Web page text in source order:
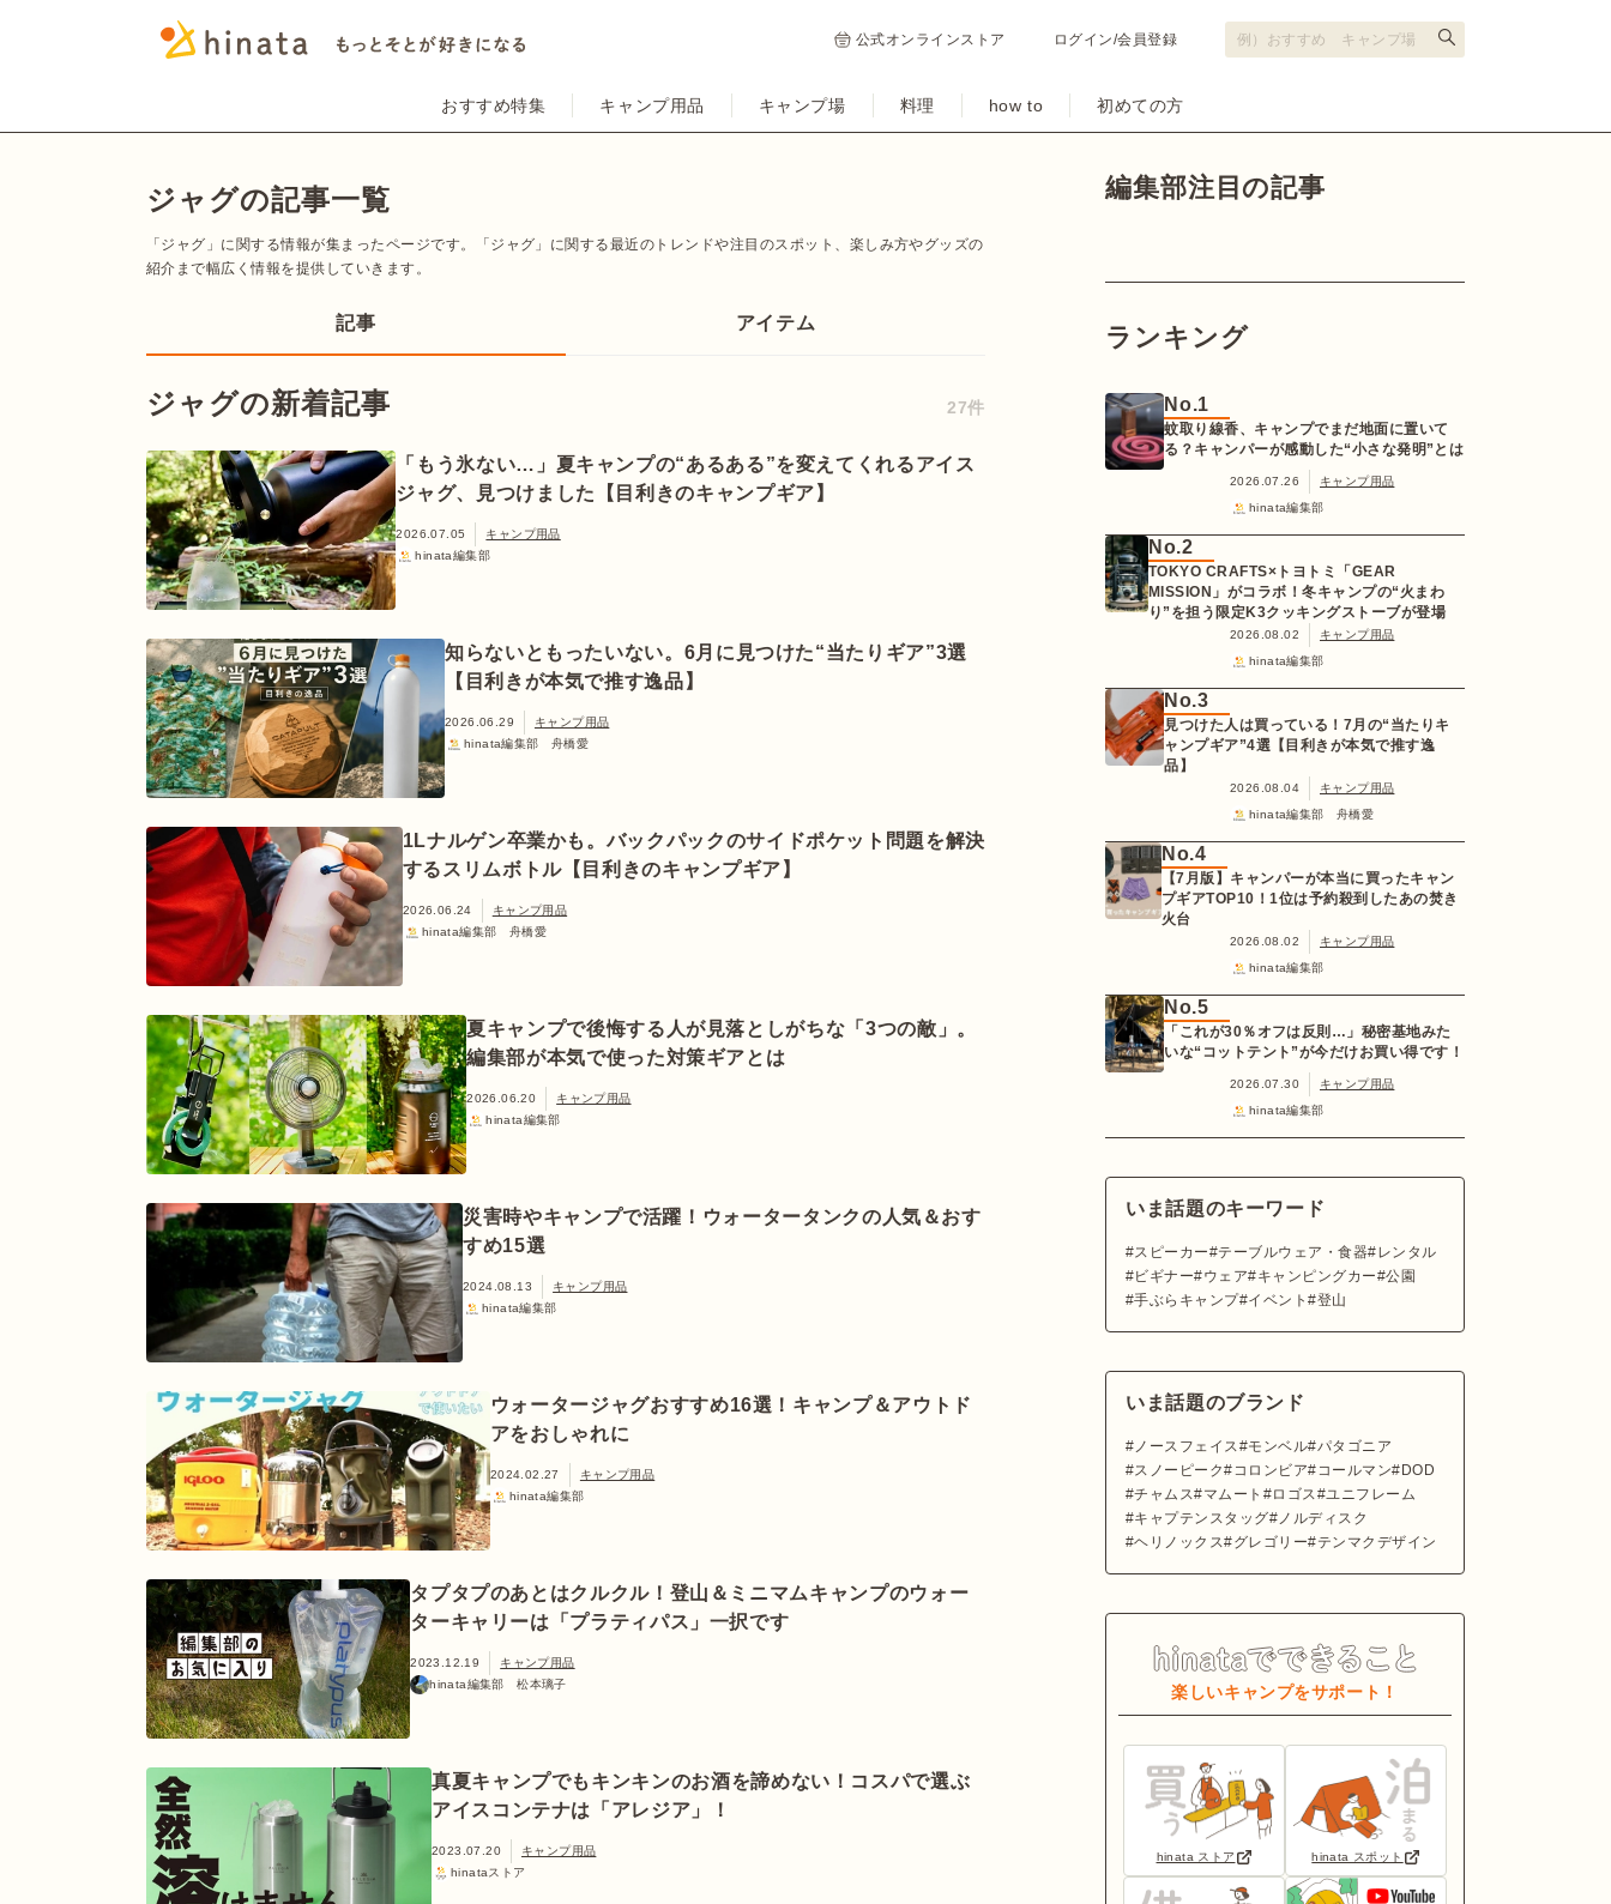
公式オンラインストア ログイン/会員登録
おすすめ特集 キャンプ用品 キャンプ場 料理 how to 初めての方
ジャグの記事一覧
「ジャグ」に関する情報が集まったページです。「ジャグ」に関する最近のトレンドや注目のスポット、楽しみ方やグッズの
紹介まで幅広く情報を提供していきます。
記事 アイテム
ジャグの新着記事 27件
「もう氷ない…」夏キャンプの“あるある”を変えてくれるアイス
ジャグ、見つけました【目利きのキャンプギア】
2026.07.05
キャンプ用品
hinata編集部
知らないともったいない。6月に見つけた“当たりギア”3選
【目利きが本気で推す逸品】
2026.06.29
キャンプ用品
hinata編集部 舟橋愛
1Lナルゲン卒業かも。バックパックのサイドポケット問題を解決
するスリムボトル【目利きのキャンプギア】
2026.06.24
キャンプ用品
hinata編集部 舟橋愛
夏キャンプで後悔する人が見落としがちな「3つの敵」。
編集部が本気で使った対策ギアとは
2026.06.20
キャンプ用品
hinata編集部
災害時やキャンプで活躍！ウォータータンクの人気＆おす
すめ15選
2024.08.13
キャンプ用品
hinata編集部
ウォータージャグおすすめ16選！キャンプ＆アウトド
アをおしゃれに
2024.02.27
キャンプ用品
hinata編集部
タプタプのあとはクルクル！登山＆ミニマムキャンプのウォー
ターキャリーは「プラティパス」一択です
2023.12.19
キャンプ用品
hinata編集部 松本璃子
真夏キャンプでもキンキンのお酒を諦めない！コスパで選ぶ
アイスコンテナは「アレジア」！
2023.07.20
キャンプ用品
hinataストア
編集部注目の記事
ランキング
No.1
蚊取り線香、キャンプでまだ地面に置いて
る？キャンパーが感動した“小さな発明”とは
2026.07.26
キャンプ用品
hinata編集部
No.2
TOKYO CRAFTS×トヨトミ「GEAR
MISSION」がコラボ！冬キャンプの“火まわ
り”を担う限定K3クッキングストーブが登場
2026.08.02
キャンプ用品
hinata編集部
No.3
見つけた人は買っている！7月の“当たりキ
ャンプギア”4選【目利きが本気で推す逸
品】
2026.08.04
キャンプ用品
hinata編集部 舟橋愛
No.4
【7月版】キャンパーが本当に買ったキャン
プギアTOP10！1位は予約殺到したあの焚き
火台
2026.08.02
キャンプ用品
hinata編集部
No.5
「これが30％オフは反則…」秘密基地みた
いな“コットテント”が今だけお買い得です！
2026.07.30
キャンプ用品
hinata編集部
いま話題のキーワード
スピーカー テーブルウェア・食器
レンタル
ビギナー
ウェア キャンピングカー
公園
手ぶらキャンプ イベント 登山
いま話題のブランド
ノースフェイス モンベル パタゴニア
スノーピーク
コロンビア コールマン
DOD
チャムス
マムート ロゴス
ユニフレーム
キャプテンスタッグ
ノルディスク
ヘリノックス
グレゴリー テンマクデザイン
楽しいキャンプをサポート！
hinata ストア hinata スポット